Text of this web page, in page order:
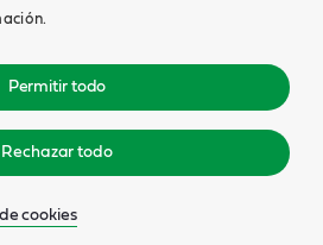
Permitir todo
Rechazar todo
cookies